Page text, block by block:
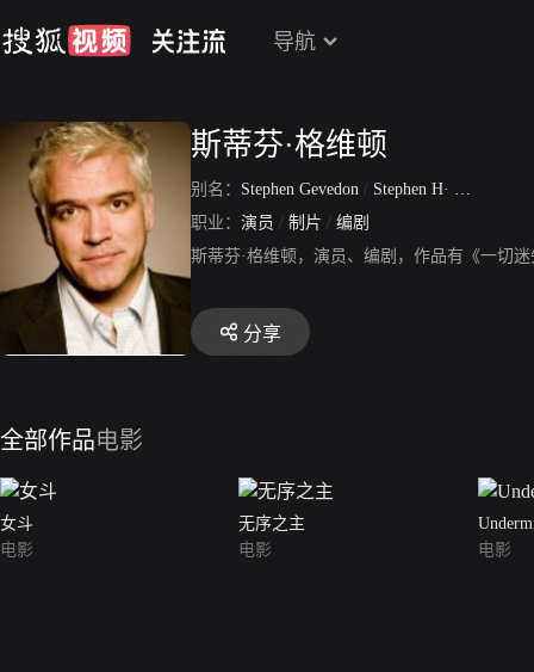
导航
斯蒂芬·格维顿
别名： Stephen Gevedon / Stephen H· Gevedon
职业： 演员 / 制片 / 编剧
斯蒂芬·格维顿，演员、编剧，作品有《一切
分享
全部作品电影
女斗
电影
无序之主
电影
电影